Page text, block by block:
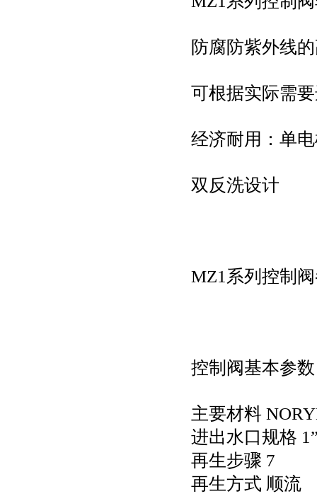
防腐防紫外线
可根据实际需
经济耐用：单
双反洗设计
MZ1系列控制
控制阀基本参数
主要材料
进出水口规格
再生步骤 7
再生方式 顺流